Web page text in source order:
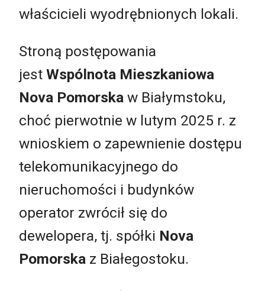
właścicieli wyodrębnionych lokali.
Stroną postępowania
jest Wspólnota Mieszkaniowa
Nova Pomorska w Białymstoku,
choć pierwotnie w lutym 2025 r. z
wnioskiem o zapewnienie dostępu
telekomunikacyjnego do
nieruchomości i budynków
operator zwrócił się do
dewelopera, tj. spółki Nova
Pomorska z Białegostoku.